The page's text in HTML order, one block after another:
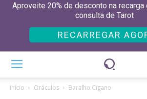
Início Oráculos Baralho Cigano
Aproveite 20% de desconto na recarga
consulta de Tarot
RECARREGAR